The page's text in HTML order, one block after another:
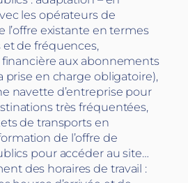
les opérateurs de
l’offre existante en termes
et de fréquences,
aux abonnements
prise en charge obligatoire),
navette d’entreprise pour
très fréquentées,
de transports en
de l’offre de
pour accéder au site…
des horaires de travail :